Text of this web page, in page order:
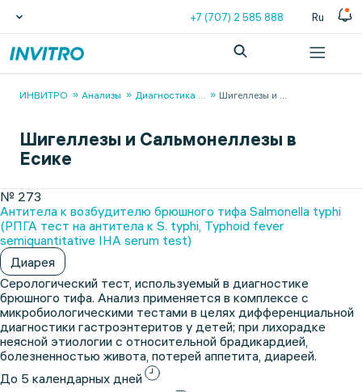
+7 (707) 2 585 888 Ru
ИНВИТРО Анализы Диагностика ... Шигеллезы и ...
Шигеллезы и Сальмонеллезы в
Есике
№ 273
Антитела к возбудителю брюшного тифа Salmonella typhi
(РПГА тест на антитела к S. typhi, Typhoid fever
semiquantitative IHA serum test)
Диарея
Серологический тест, используемый в диагностике
брюшного тифа. Анализ применяется в комплексе с
микробиологическими тестами в целях дифференциальной
диагностики гастроэнтеритов у детей; при лихорадке
неясной этиологии с относительной брадикардией,
болезненностью живота, потерей аппетита, диареей.
До 5 календарных дней